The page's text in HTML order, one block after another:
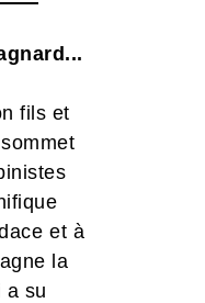
fils et
et à
la
a su